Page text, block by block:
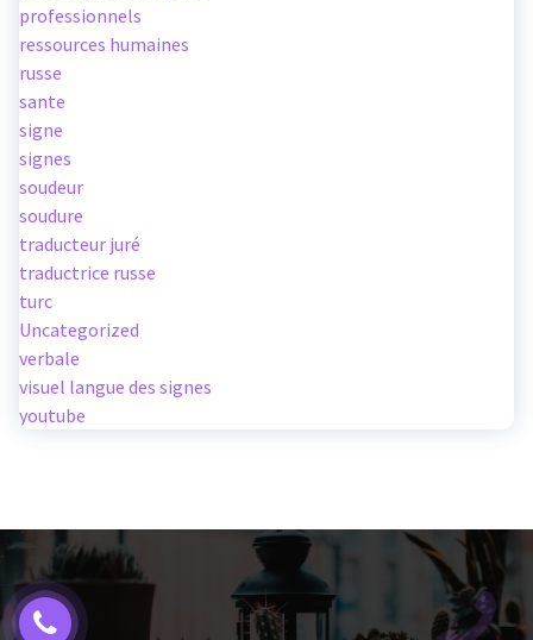
professionnels
ressources humaines
russe
sante
signe
signes
soudeur
soudure
traducteur juré
traductrice russe
turc
Uncategorized
verbale
visuel langue des signes
youtube